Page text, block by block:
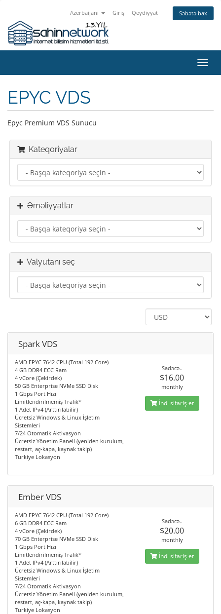
Azerbaijani Giriş Qeydiyyat Səbətə bax
keçid
EPYC VDS
Epyc Premium VDS Sunucu
Kateqoriyalar
Əməliyyatlar
Valyutanı seç
Spark VDS
AMD EPYC 7642 CPU (Total 192 Core)
4 GB DDR4 ECC Ram
4 vCore (Çekirdek)
50 GB Enterprise NVMe SSD Disk
1 Gbps Port Hızı
Limitlendirilmemiş Trafik*
1 Adet IPv4 (Arttırılabilir)
Ücretsiz Windows & Linux İşletim
Sistemleri
7/24 Otomatik Aktivasyon
Ücretsiz Yönetim Paneli (yeniden kurulum,
restart, aç-kapa, kaynak takip)
Türkiye Lokasyon
Sadəcə..
$16.00
monthly
İndi sifariş et
Ember VDS
AMD EPYC 7642 CPU (Total 192 Core)
6 GB DDR4 ECC Ram
4 vCore (Çekirdek)
70 GB Enterprise NVMe SSD Disk
1 Gbps Port Hızı
Limitlendirilmemiş Trafik*
1 Adet IPv4 (Arttırılabilir)
Ücretsiz Windows & Linux İşletim
Sistemleri
7/24 Otomatik Aktivasyon
Ücretsiz Yönetim Paneli (yeniden kurulum,
restart, aç-kapa, kaynak takip)
Türkiye Lokasyon
Sadəcə..
$20.00
monthly
İndi sifariş et